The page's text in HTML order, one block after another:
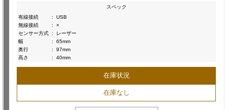
スペック
有線接続
:
USB
無線接続
:
×
センサー方式 :
レーザー
幅
:
65mm
奥行
:
97mm
高さ
: 40mm
在庫状況
在庫なし